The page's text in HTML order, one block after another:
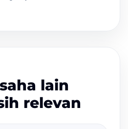
lain
relevan